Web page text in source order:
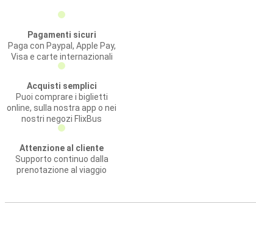
Pagamenti sicuri
Paga con Paypal, Apple Pay,
Visa e carte internazionali
Acquisti semplici
Puoi comprare i biglietti
online, sulla nostra app o nei
nostri negozi FlixBus
Attenzione al cliente
Supporto continuo dalla
prenotazione al viaggio